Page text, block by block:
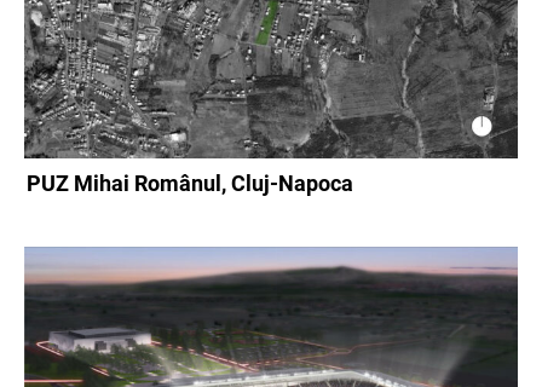
PUZ Mihai Românul, Cluj-Napoca